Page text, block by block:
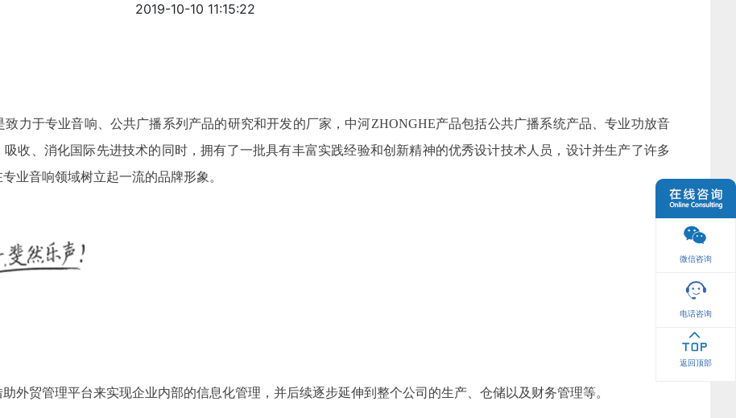
2019-10-10 11:15:22
力于专业音响、公共广播系列产品的研究和开发的厂家，中河ZHONGHE产品包括公共广播系统产品、专业功放音
收、消化国际先进技术的同时，拥有了一批具有丰富实践经验和创新精神的优秀设计技术人员，设计并生产了许多
业音响领域树立起一流的品牌形象。
外贸管理平台来实现企业内部的信息化管理，并后续逐步延伸到整个公司的生产、仓储以及财务管理等。
微信咨询
电话咨询
返回顶部